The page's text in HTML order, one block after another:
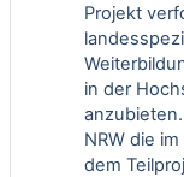
Projekt
in der
NRW die
dem